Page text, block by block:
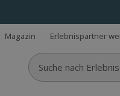
Magazin Erlebnispartner
Suche nach